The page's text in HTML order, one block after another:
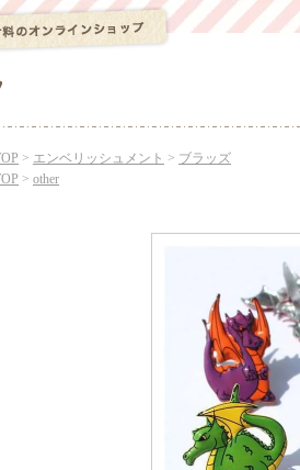
> エンベリッシュメント > ブラッズ
> other